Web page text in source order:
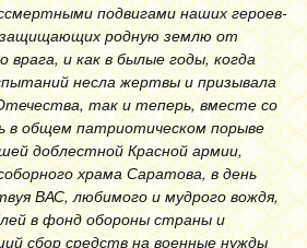
подвигами наших героев-
родную землю от
врага, и как в былые годы, когда
несла жертвы и призывала
так и теперь, вместе со
в общем патриотическом порыве
доблестной Красной армии,
храма Саратова, в день
ВАС, любимого и мудрого вождя,
в фонд обороны страны и
сбор средств на военные нужды